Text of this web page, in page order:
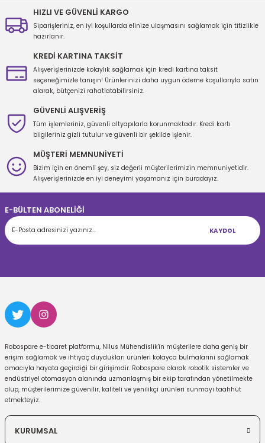
Ürün resmi kalitesiz, bozuk veya görüntülenemiyor.
Ürün bilgilerinde hatalar bulunuyor.
Ürün fiyatı diğer sitelerden daha pahalı.
Gönder
HIZLI VE GÜVENLİ KARGO
Siparişleriniz, en iyi koşullarda elinize ulaşmasını sağlamak için titizlikle
hazırlanır.
KREDİ KARTINA TAKSİT
Alışverişlerinizde kolaylık sağlamak için kredi kartına taksit
seçeneğimizle tanışın! Ürünlerinizi daha uygun ödeme koşullarıyla satın
alarak, bütçenizi rahatlatabilirsiniz.
GÜVENLİ ALIŞVERİŞ
Tüm işlemleriniz, güvenli altyapılarla korunmaktadır. Kredi kartı
bilgileriniz gizli tutulur ve güvenli bir şekilde işlenir.
MÜŞTERİ MEMNUNİYETİ
Bizim için en önemli şey, siz değerli müşterilerimizin memnuniyetidir.
Alışverişlerinizde en iyi deneyimi yaşamanız için buradayız.
E-BÜLTEN ABONELİĞİ
KAYDOL
Robospare e-ticaret platformu, Nilus Mühendislik'in müşterilere daha geniş bir
erişim sağlamak ve ihtiyaç duydukları ürünleri kolayca bulmalarını sağlamak
amacıyla hayata geçirdiği bir girişimdir. Robospare olarak robotik sistemler ve
endüstriyel otomasyon alanında uzmanlaşmış bir ekip tarafından yönetilmekte
olup, müşterilerimize güvenilir, kaliteli ve yenilikçi ürünleri sunmayı taahhüt
etmekteyiz.
KURUMSAL